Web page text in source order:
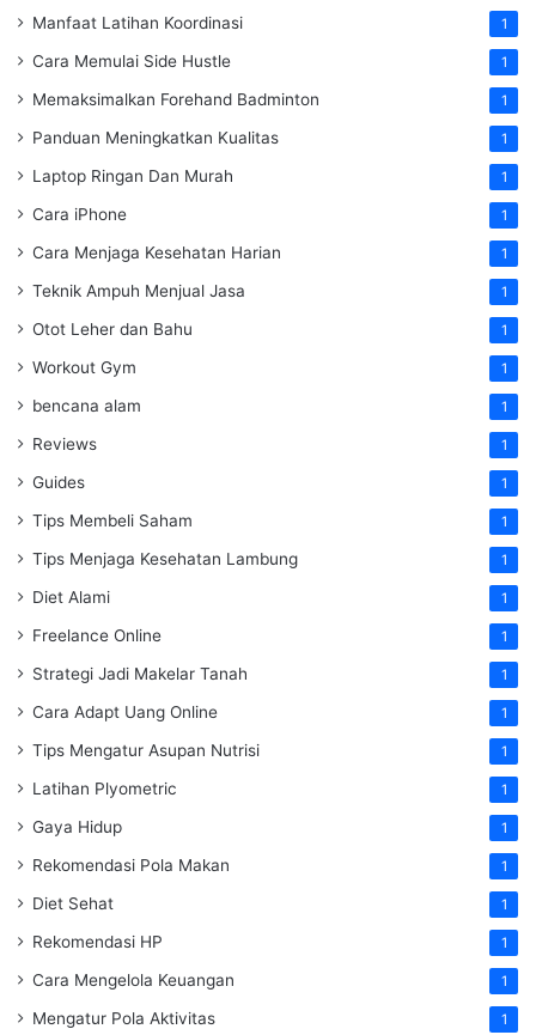
Manfaat Latihan Koordinasi 1
Cara Memulai Side Hustle 1
Memaksimalkan Forehand Badminton 1
Panduan Meningkatkan Kualitas 1
Laptop Ringan Dan Murah 1
Cara iPhone 1
Cara Menjaga Kesehatan Harian 1
Teknik Ampuh Menjual Jasa 1
Otot Leher dan Bahu 1
Workout Gym 1
bencana alam 1
Reviews 1
Guides 1
Tips Membeli Saham 1
Tips Menjaga Kesehatan Lambung 1
Diet Alami 1
Freelance Online 1
Strategi Jadi Makelar Tanah 1
Cara Adapt Uang Online 1
Tips Mengatur Asupan Nutrisi 1
Latihan Plyometric 1
Gaya Hidup 1
Rekomendasi Pola Makan 1
Diet Sehat 1
Rekomendasi HP 1
Cara Mengelola Keuangan 1
Mengatur Pola Aktivitas 1